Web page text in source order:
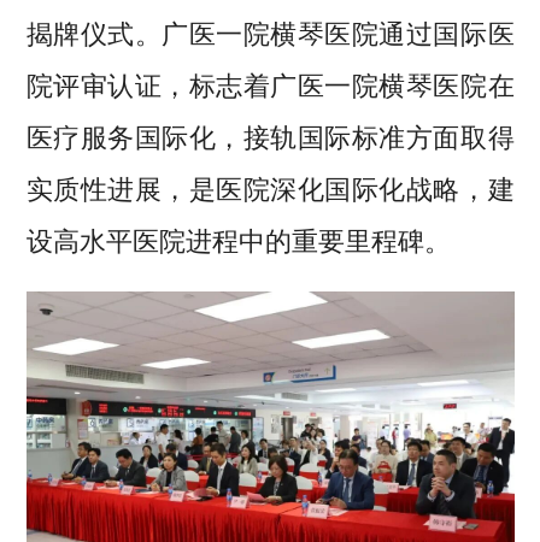
揭牌仪式。广医一院横琴医院通过国际医
院评审认证，标志着广医一院横琴医院在
医疗服务国际化，接轨国际标准方面取得
实质性进展，是医院深化国际化战略，建
设高水平医院进程中的重要里程碑。